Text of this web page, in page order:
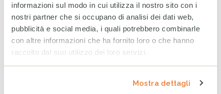
informazioni sul modo in cui utilizza il nostro sito con i
nostri partner che si occupano di analisi dei dati web,
pubblicità e social media, i quali potrebbero combinarle
con altre informazioni che ha fornito loro o che hanno
raccolto dal suo utilizzo dei loro servizi.
Mostra dettagli
Spezzare le catene dell’ingiustizia educativa
Tag